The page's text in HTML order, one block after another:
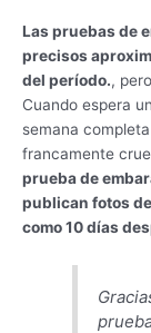
Las pruebas de
precisos
del período.,
Cuando espera
semana
francamente
prueba de
publican fotos
como 10 días